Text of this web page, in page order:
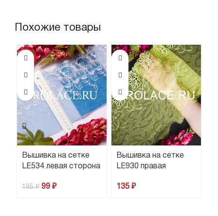
Похожие товары
Вышивка на сетке
LE534 левая сторона
185₽ 99 ₽
Вышивка на сетке
LE930 правая
135 ₽